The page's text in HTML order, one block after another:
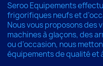
Seroo Equipements
frigorifiques neufs et
Nous vous proposons des
machines à glaçons, des
ou d’occasion, nous
équipements de qualité et